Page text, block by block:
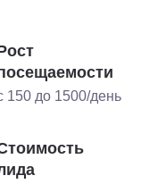
150 до 1500/день